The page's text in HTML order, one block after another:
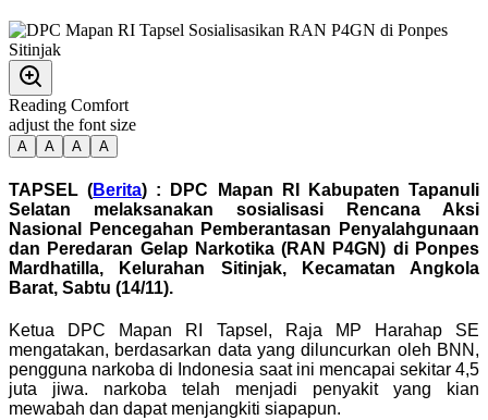
Reading Comfort
adjust the font size
A A A A
TAPSEL (Berita) : DPC Mapan RI Kabupaten Tapanuli
Selatan melaksanakan sosialisasi Rencana Aksi
Nasional Pencegahan Pemberantasan Penyalahgunaan
dan Peredaran Gelap Narkotika (RAN P4GN) di Ponpes
Mardhatilla, Kelurahan Sitinjak, Kecamatan Angkola
Barat, Sabtu (14/11).
Ketua DPC Mapan RI Tapsel, Raja MP Harahap SE
mengatakan, berdasarkan data yang diluncurkan oleh BNN,
pengguna narkoba di Indonesia saat ini mencapai sekitar 4,5
juta jiwa. narkoba telah menjadi penyakit yang kian
mewabah dan dapat menjangkiti siapapun.